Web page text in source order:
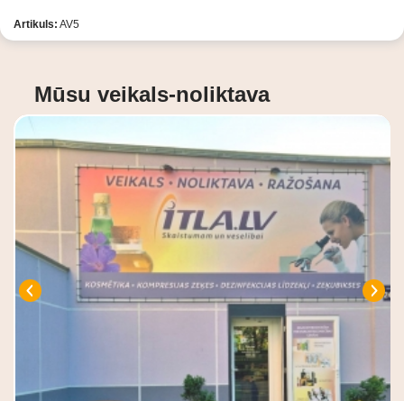
Artikuls: AV5
Mūsu veikals-noliktava